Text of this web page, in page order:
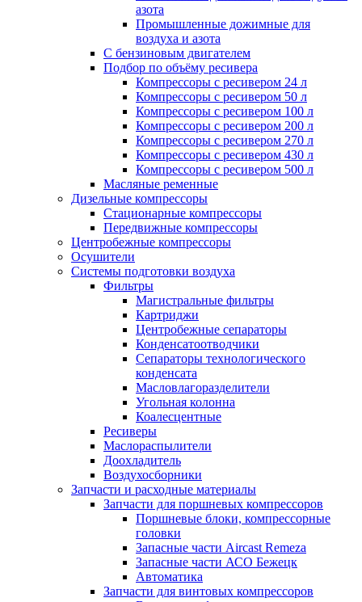
азота
Промышленные дожимные для
воздуха и азота
С бензиновым двигателем
Подбор по объёму ресивера
Компрессоры с ресивером 24 л
Компрессоры с ресивером 50 л
Компрессоры с ресивером 100 л
Компрессоры с ресивером 200 л
Компрессоры с ресивером 270 л
Компрессоры с ресивером 430 л
Компрессоры с ресивером 500 л
Масляные ременные
Дизельные компрессоры
Стационарные компрессоры
Передвижные компрессоры
Центробежные компрессоры
Осушители
Системы подготовки воздуха
Фильтры
Магистральные фильтры
Картриджи
Центробежные сепараторы
Конденсатоотводчики
Сепараторы технологического
конденсата
Масловлагоразделители
Угольная колонна
Коалесцентные
Ресиверы
Маслораспылители
Доохладитель
Воздухосборники
Запчасти и расходные материалы
Запчасти для поршневых компрессоров
Поршневые блоки, компрессорные
головки
Запасные части Aircast Remeza
Запасные части АСО Бежецк
Автоматика
Запчасти для винтовых компрессоров